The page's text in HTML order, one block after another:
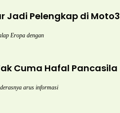
Jadi Pelengkap di Moto3
Eropa dengan
Cuma Hafal Pancasila
arus informasi